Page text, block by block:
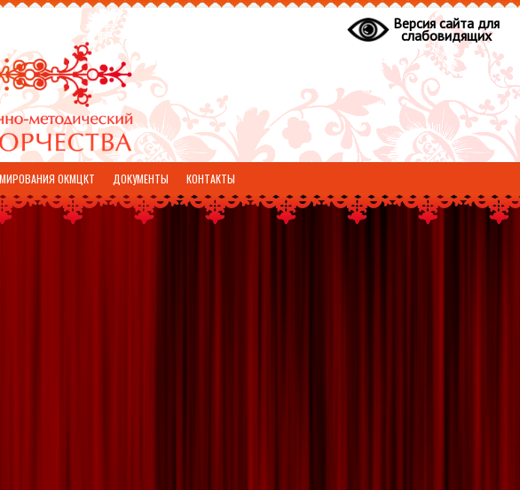
Версия сайта для
слабовидящих
ОКМЦКТ ДОКУМЕНТЫ КОНТАКТЫ